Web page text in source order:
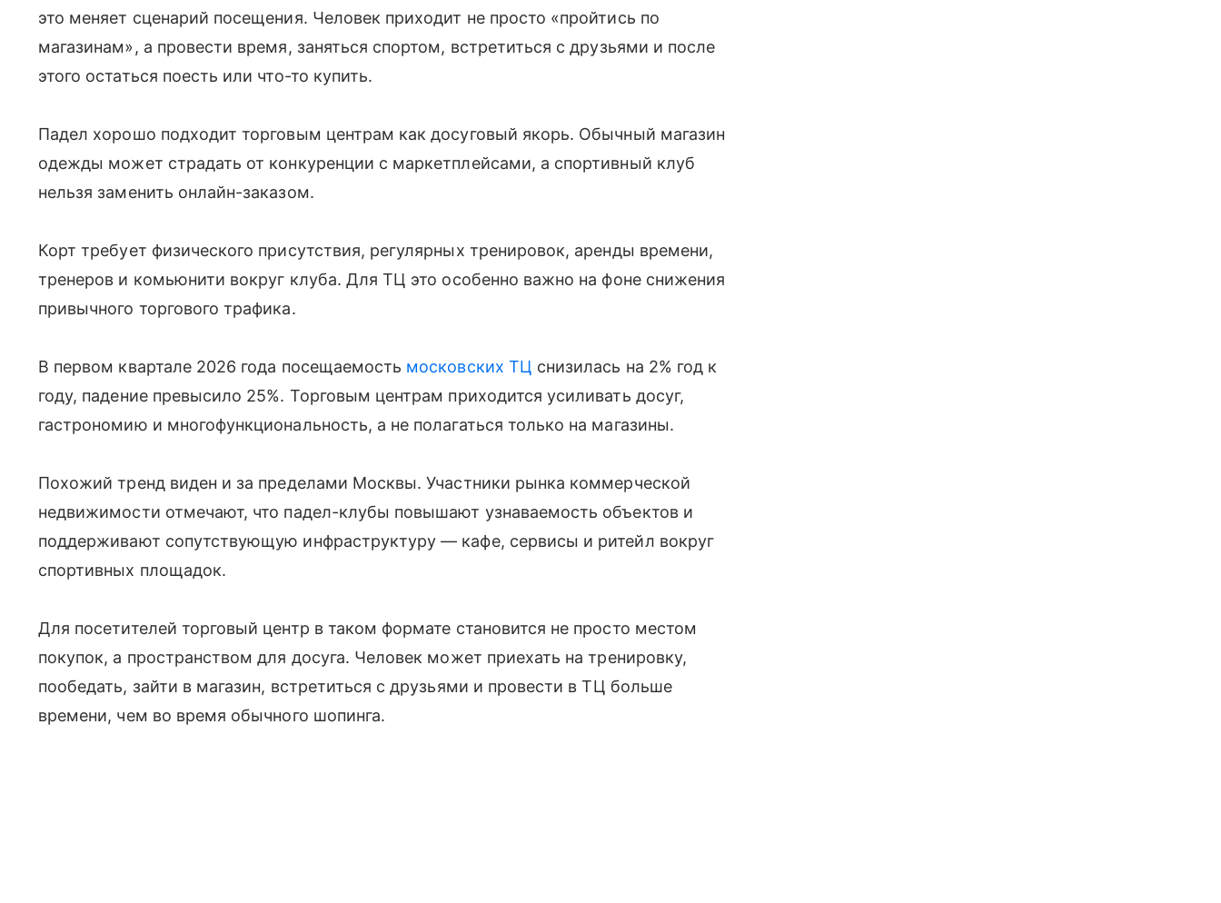
это меняет сценарий посещения. Человек приходит не просто «пройтись по
магазинам», а провести время, заняться спортом, встретиться с друзьями и после
этого остаться поесть или что-то купить.
Падел хорошо подходит торговым центрам как досуговый якорь. Обычный магазин
одежды может страдать от конкуренции с маркетплейсами, а спортивный клуб
нельзя заменить онлайн-заказом.
Корт требует физического присутствия, регулярных тренировок, аренды времени,
тренеров и комьюнити вокруг клуба. Для ТЦ это особенно важно на фоне снижения
привычного торгового трафика.
В первом квартале 2026 года посещаемость московских ТЦ снизилась на 2% год к
году, падение превысило 25%. Торговым центрам приходится усиливать досуг,
гастрономию и многофункциональность, а не полагаться только на магазины.
Похожий тренд виден и за пределами Москвы. Участники рынка коммерческой
недвижимости отмечают, что падел-клубы повышают узнаваемость объектов и
поддерживают сопутствующую инфраструктуру — кафе, сервисы и ритейл вокруг
спортивных площадок.
Для посетителей торговый центр в таком формате становится не просто местом
покупок, а пространством для досуга. Человек может приехать на тренировку,
пообедать, зайти в магазин, встретиться с друзьями и провести в ТЦ больше
времени, чем во время обычного шопинга.